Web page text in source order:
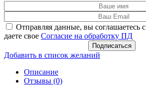
Отправляя данные, вы соглашаетесь с
даете свое Согласие на обработку ПД
Подписаться
Добавить в список желаний
Описание
Отзывы (0)